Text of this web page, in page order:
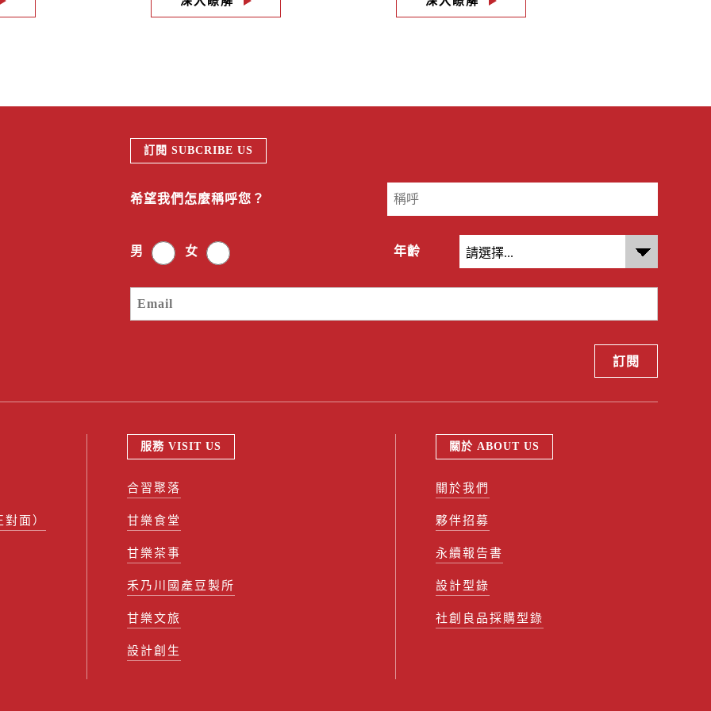
訂閱 SUBCRIBE US
希望我們怎麼稱呼您？
男 女 年齡
面）
服務 VISIT US
合習聚落
甘樂食堂
甘樂茶事
禾乃川國產豆製所
甘樂文旅
設計創生
關於 ABOUT US
關於我們
夥伴招募
永續報告書
設計型錄
社創良品採購型錄